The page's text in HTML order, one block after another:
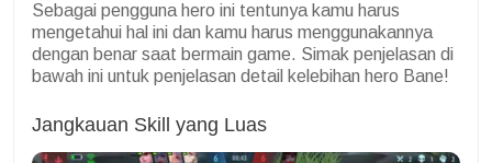
Sebagai pengguna hero ini tentunya kamu harus
mengetahui hal ini dan kamu harus menggunakannya
dengan benar saat bermain game. Simak penjelasan di
bawah ini untuk penjelasan detail kelebihan hero Bane!
Jangkauan Skill yang Luas